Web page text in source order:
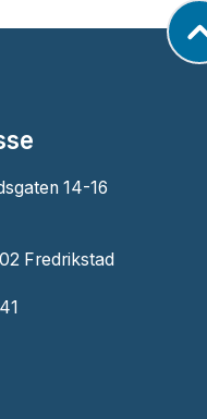
14-16
Fredrikstad